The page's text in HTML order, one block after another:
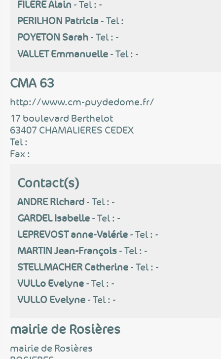
FILERE Alain - Tel : -
PERILHON Patricia- Tel :
POYETON Sarah- Tel : -
VALLET Emmanuelle- Tel : -
CMA 63
http://www.cm-puydedome.fr/
17 boulevard Berthelot
63407 CHAMALIERES CEDEX
Tel :
Fax :
Contact(s)
ANDRE Richard- Tel : -
GARDEL Isabelle- Tel : -
LEPREVOST anne-Valérie- Tel : -
MARTIN Jean-François- Tel : -
STELLMACHER Catherine- Tel : -
VULLo Evelyne- Tel : -
VULLO Evelyne- Tel : -
mairie de Rosières
mairie de Rosières